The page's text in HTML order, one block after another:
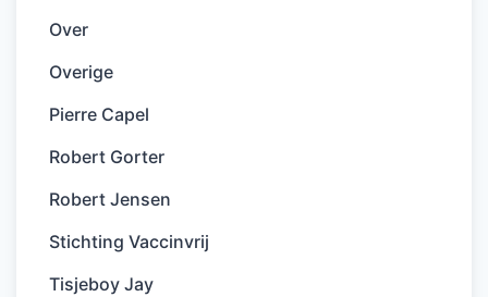
Over
Overige
Pierre Capel
Robert Gorter
Robert Jensen
Stichting Vaccinvrij
Tisjeboy Jay